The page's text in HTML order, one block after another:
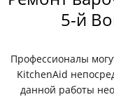
5-й
Профессионалы
KitchenAid
данной работы